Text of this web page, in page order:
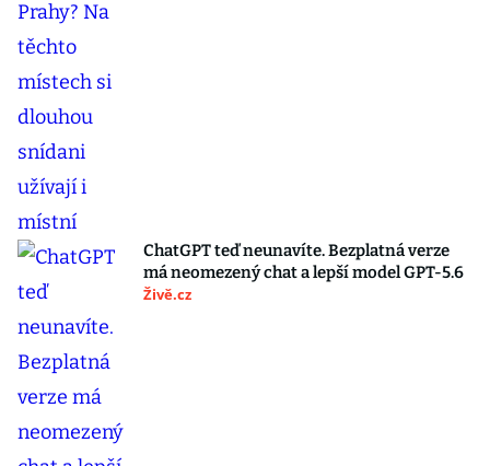
ChatGPT teď neunavíte. Bezplatná verze
má neomezený chat a lepší model GPT-5.6
Živě.cz